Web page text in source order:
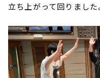
立ち上がって回りました